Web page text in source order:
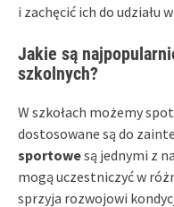
i zachęcić ich do udziału
Jakie są
szkolnych?
W szkołach możemy
dostosowane są do
sportowesą jednymi z
mogą uczestniczyć w
sprzyja rozwojowi